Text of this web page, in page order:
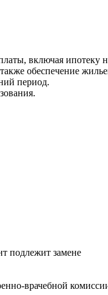
включая ипотеку
обеспечение
период.
подлежит замене
врачебной